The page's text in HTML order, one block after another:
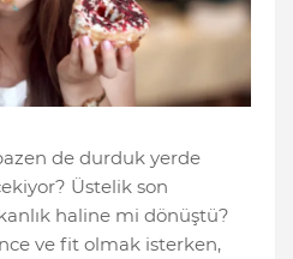
de durduk yerde
Üstelik son
haline mi dönüştü?
ve fit olmak isterken,